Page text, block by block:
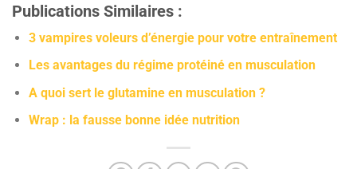
Publications Similaires :
3 vampires voleurs d’énergie pour votre entraînement
Les avantages du régime protéiné en musculation
A quoi sert le glutamine en musculation ?
Wrap : la fausse bonne idée nutrition